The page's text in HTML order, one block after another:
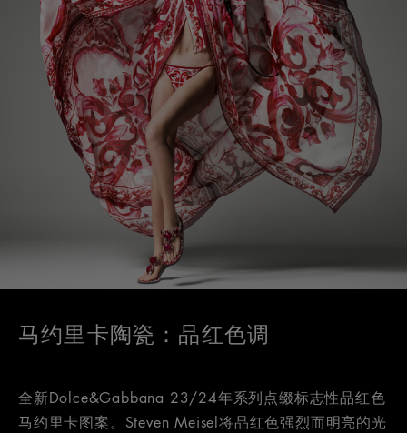
马约里卡陶瓷：品红色调
全新Dolce&Gabbana 23/24年系列点缀标志性品红色
马约里卡图案。Steven Meisel将品红色强烈而明亮的光